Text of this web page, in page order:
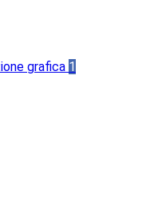
grafica 1